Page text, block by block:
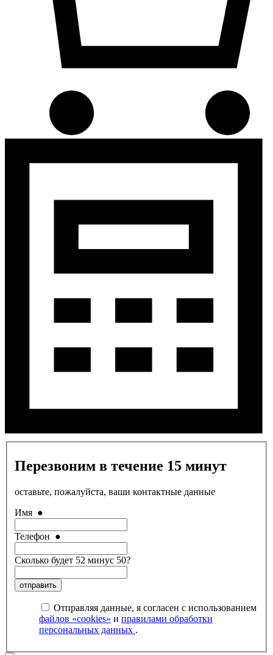
Перезвоним в течение 15 минут
оставьте, пожалуйста, ваши контактные данные
Имя ●
Телефон ●
Сколько будет 52 минус 50?
отправить
Отправляя данные, я согласен с использованием
файлов «cookies» и правилами обработки
персональных данных .